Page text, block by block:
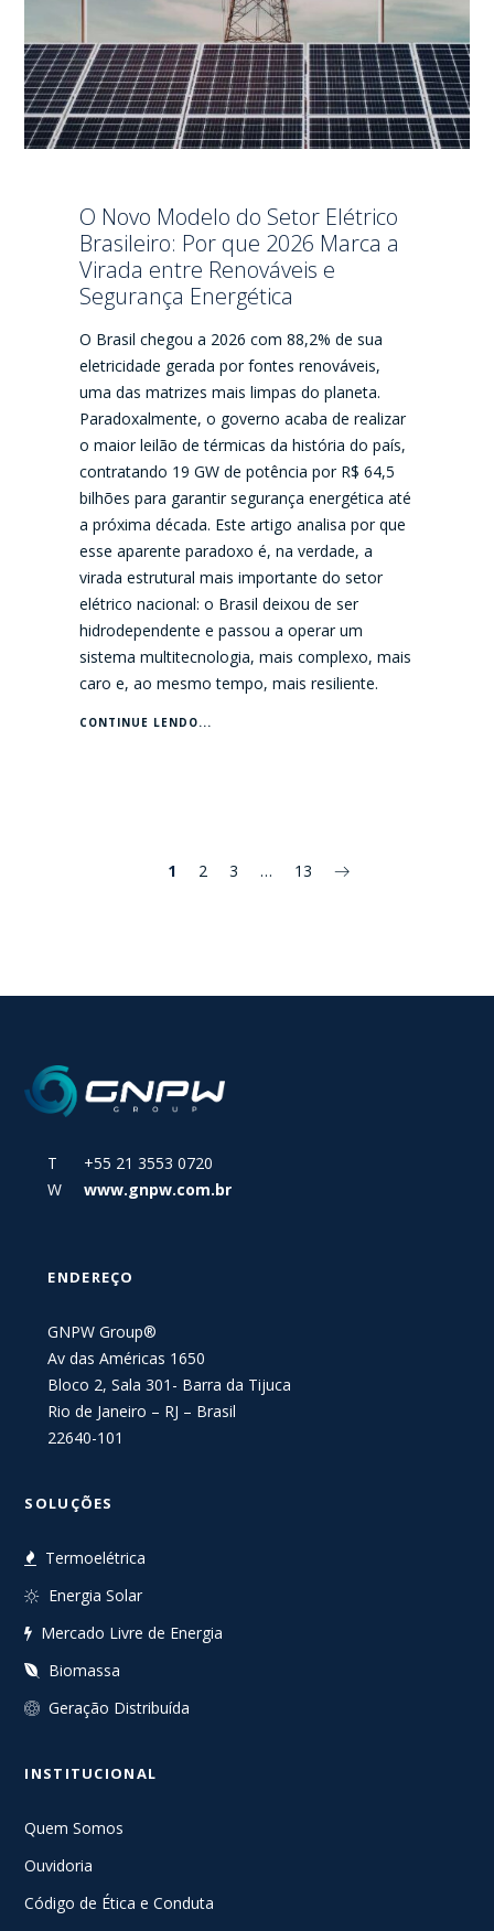
O Novo Modelo do Setor Elétrico
Brasileiro: Por que 2026 Marca a
Virada entre Renováveis e
Segurança Energética
O Brasil chegou a 2026 com 88,2% de sua
eletricidade gerada por fontes renováveis,
uma das matrizes mais limpas do planeta.
Paradoxalmente, o governo acaba de realizar
o maior leilão de térmicas da história do país,
contratando 19 GW de potência por R$ 64,5
bilhões para garantir segurança energética até
a próxima década. Este artigo analisa por que
esse aparente paradoxo é, na verdade, a
virada estrutural mais importante do setor
elétrico nacional: o Brasil deixou de ser
hidrodependente e passou a operar um
sistema multitecnologia, mais complexo, mais
caro e, ao mesmo tempo, mais resiliente.
CONTINUE LENDO...
1 2 3 … 13
T +55 21 3553 0720
W
www.gnpw.com.br
ENDEREÇO
GNPW Group®
Av das Américas 1650
Bloco 2, Sala 301- Barra da Tijuca
Rio de Janeiro – RJ – Brasil
22640-101
SOLUÇÕES
Termoelétrica
Energia Solar
Mercado Livre de Energia
Biomassa
Geração Distribuída
INSTITUCIONAL
Quem Somos
Ouvidoria
Código de Ética e Conduta